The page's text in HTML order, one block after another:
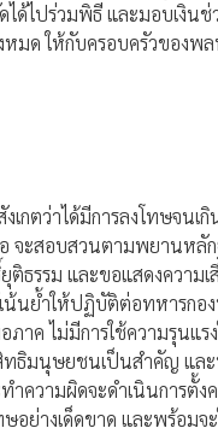
ได้ไปร่วมพิธี และมอบเงินช่
มด ให้กับครอบครัวของพ
เกตว่าได้มีการลงโทษจนเกิ
จะสอบสวนตามพยานหลั
ติธรรม และขอแสดงความเ
น้นย้ำให้ปฏิบัติต่อทหารกอง
ภาค ไม่มีการใช้ความรุนแ
ทธิมนุษยชนเป็นสำคัญ แล
ำความผิดจะดำเนินการตั้ง
อย่างเด็ดขาด และพร้อมจ